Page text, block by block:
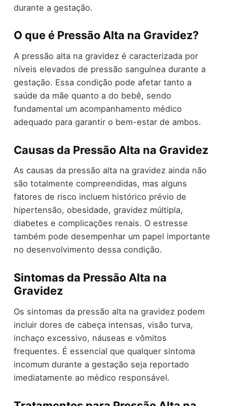
durante a gestação.
O que é Pressão Alta na Gravidez?
A pressão alta na gravidez é caracterizada por
níveis elevados de pressão sanguínea durante a
gestação. Essa condição pode afetar tanto a
saúde da mãe quanto a do bebê, sendo
fundamental um acompanhamento médico
adequado para garantir o bem-estar de ambos.
Causas da Pressão Alta na Gravidez
As causas da pressão alta na gravidez ainda não
são totalmente compreendidas, mas alguns
fatores de risco incluem histórico prévio de
hipertensão, obesidade, gravidez múltipla,
diabetes e complicações renais. O estresse
também pode desempenhar um papel importante
no desenvolvimento dessa condição.
Sintomas da Pressão Alta na
Gravidez
Os sintomas da pressão alta na gravidez podem
incluir dores de cabeça intensas, visão turva,
inchaço excessivo, náuseas e vômitos
frequentes. É essencial que qualquer sintoma
incomum durante a gestação seja reportado
imediatamente ao médico responsável.